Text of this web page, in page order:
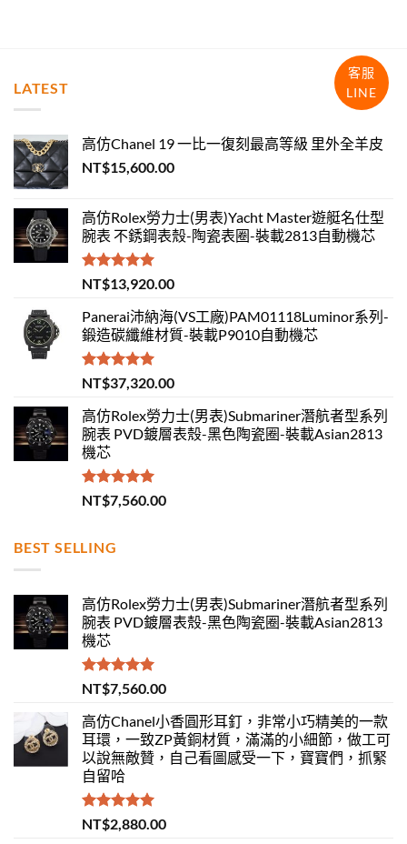
LATEST
高仿Chanel 19 一比一復刻最高等級 里外全羊皮
NT$15,600.00
高仿Rolex勞力士(男表)Yacht Master遊艇名仕型
腕表 不銹鋼表殼-陶瓷表圈-裝載2813自動機芯
評分5.00
滿分 5
NT$13,920.00
Panerai沛納海(VS工廠)PAM01118Luminor系列-
鍛造碳纖維材質-裝載P9010自動機芯
評分5.00
滿分 5
NT$37,320.00
高仿Rolex勞力士(男表)Submariner潛航者型系列
腕表 PVD鍍層表殼-黑色陶瓷圈-裝載Asian2813
機芯
評分 5.00
滿分 5
NT$7,560.00
BEST SELLING
高仿Rolex勞力士(男表)Submariner潛航者型系列
腕表 PVD鍍層表殼-黑色陶瓷圈-裝載Asian2813
機芯
評分 5.00
滿分 5
NT$7,560.00
高仿Chanel小香圓形耳釘，非常小巧精美的一款
耳環，一致ZP黃銅材質，滿滿的小細節，做工可
以說無敵贊，自己看圖感受一下，寶寶們，抓緊
自留哈
評分 5.00
滿分 5
NT$2,880.00
客服
LINE